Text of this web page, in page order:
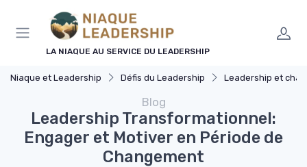
LA NIAQUE AU SERVICE DU LEADERSHIP
Niaque et Leadership Défis du Leadership Leadership et
Blog
Leadership Transformationnel:
Engager et Motiver en Période de
Changement